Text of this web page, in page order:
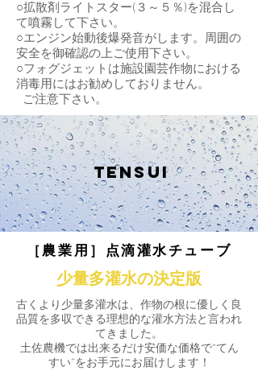
○拡散剤ライトスター(３～５％)を混合し
て噴霧して下さい。
○エンジン始動後爆発音がします。周囲の
安全を御確認の上ご使用下さい。
○フォグジェットは施設園芸作物における
消毒用にはお勧めしておりません。
ご注意下さい。
tensui
［農業用］点滴灌水チューブ
少量多灌水の決定版
古くより少量多灌水は、作物の根に優しく良
品質を多収できる理想的な灌水方法と言われ
てきました。
土佐農機では出来るだけ安価な価格で“てん
すい”をお手元にお届けします！